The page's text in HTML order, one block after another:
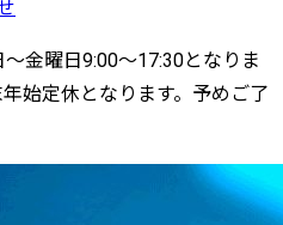
金曜日9:00～17:30となりま
始定休となります。予めご了